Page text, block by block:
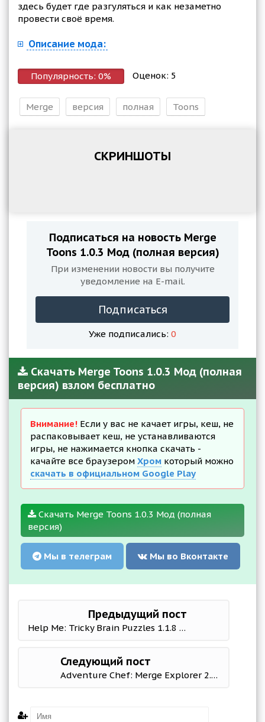
здесь будет где разгуляться и как незаметно
провести своё время.
Описание мода:
Популярность: 0% Оценок: 5
Merge версия полная Toons
СКРИНШОТЫ
Подписаться на новость Merge
Toons 1.0.3 Мод (полная версия)
При изменении новости вы получите
уведомление на E-mail.
Подписаться
Уже подписались: 0
Скачать Merge Toons 1.0.3 Мод (полная
версия) взлом бесплатно
Внимание! Если у вас не качает игры, кеш, не
распаковывает кеш, не устанавливаются
игры, не нажимается кнопка скачать -
качайте все браузером Хром который можно
скачать в официальном Google Play
Скачать Merge Toons 1.0.3 Мод (полная
версия)
Мы в телеграм Мы во Вконтакте
Предыдущий пост
Help Me: Tricky Brain Puzzles 1.1.8 Mod (Free Shopping)
Следующий пост
Adventure Chef: Merge Explorer 2.91 Mod (gold/diamonds)